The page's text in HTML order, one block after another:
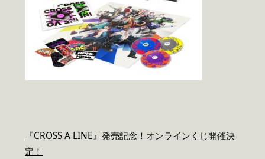
『CROSS A LINE』発売記念！オンラインくじ開催決
定！